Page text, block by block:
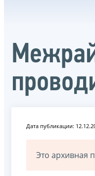
Дата публикации:
Это архивная